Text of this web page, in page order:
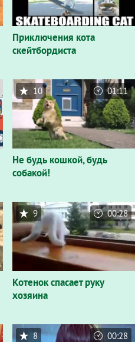
Приключения кота
скейтбордиста
Не будь кошкой, будь
собакой!
10 01:11
Котенок спасает руку
хозяина
9 00:28
8 00:28